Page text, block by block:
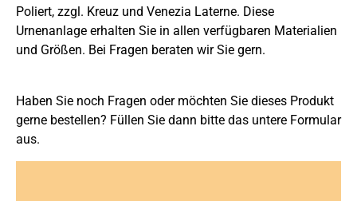
Poliert, zzgl. Kreuz und Venezia Laterne. Diese
Urnenanlage erhalten Sie in allen verfügbaren Materialien
und Größen. Bei Fragen beraten wir Sie gern.
Haben Sie noch Fragen oder möchten Sie dieses Produkt
gerne bestellen? Füllen Sie dann bitte das untere Formular
aus.